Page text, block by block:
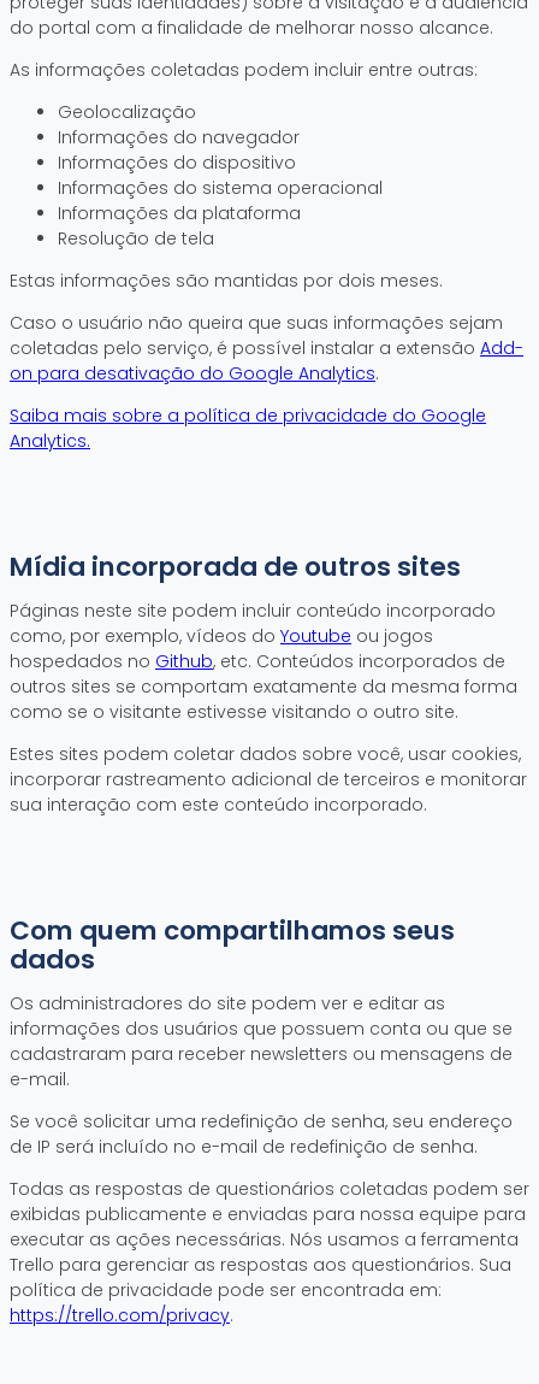
do portal com a finalidade de melhorar nosso alcance.
As informações coletadas podem incluir entre outras:
Geolocalização
Informações do navegador
Informações do dispositivo
Informações do sistema operacional
Informações da plataforma
Resolução de tela
Estas informações são mantidas por dois meses.
Caso o usuário não queira que suas informações sejam
coletadas pelo serviço, é possível instalar a extensão Add-
on para desativação do Google Analytics.
Saiba mais sobre a política de privacidade do Google
Analytics.
Mídia incorporada de outros sites
Páginas neste site podem incluir conteúdo incorporado
como, por exemplo, vídeos do Youtube ou jogos
hospedados no Github, etc. Conteúdos incorporados de
outros sites se comportam exatamente da mesma forma
como se o visitante estivesse visitando o outro site.
Estes sites podem coletar dados sobre você, usar cookies,
incorporar rastreamento adicional de terceiros e monitorar
sua interação com este conteúdo incorporado.
Com quem compartilhamos seus
dados
Os administradores do site podem ver e editar as
informações dos usuários que possuem conta ou que se
cadastraram para receber newsletters ou mensagens de
e-mail.
Se você solicitar uma redefinição de senha, seu endereço
de IP será incluído no e-mail de redefinição de senha.
Todas as respostas de questionários coletadas podem ser
exibidas publicamente e enviadas para nossa equipe para
executar as ações necessárias. Nós usamos a ferramenta
Trello para gerenciar as respostas aos questionários. Sua
política de privacidade pode ser encontrada em:
https://trello.com/privacy.